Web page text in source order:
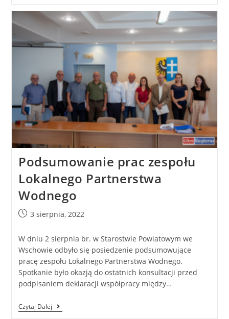
Podsumowanie prac zespołu
Lokalnego Partnerstwa
Wodnego
3 sierpnia, 2022
W dniu 2 sierpnia br. w Starostwie Powiatowym we
Wschowie odbyło się posiedzenie podsumowujące
pracę zespołu Lokalnego Partnerstwa Wodnego.
Spotkanie było okazją do ostatnich konsultacji przed
podpisaniem deklaracji współpracy między…
Czytaj Dalej